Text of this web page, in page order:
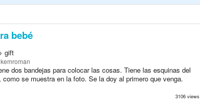
bebé
gift
dos bandejas para colocar las cosas. Tiene las esquinas del
se muestra en la foto. Se la doy al primero que venga.
3106 views